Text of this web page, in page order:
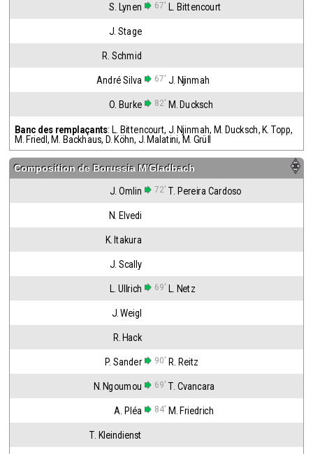
S. Lynen 67' L. Bittencourt
J. Stage
R. Schmid
André Silva 67' J. Njinmah
O. Burke 82' M. Ducksch
Banc des remplaçants: L. Bittencourt, J. Njinmah, M. Ducksch, K. Topp,
M. Friedl , M. Backhaus, D. Köhn, J. Malatini, M. Grüll
Composition de Borussia M'Gladbach
J. Omlin 72' T. Pereira Cardoso
N. Elvedi
K. Itakura
J. Scally
L. Ullrich 69' L. Netz
J. Weigl
R. Hack
P. Sander 90' R. Reitz
N. Ngoumou 69' T. Cvancara
A. Pléa 84' M. Friedrich
T. Kleindienst